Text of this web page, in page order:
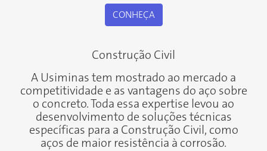
CONHEÇA
Construção Civil
A Usiminas tem mostrado ao mercado a
competitividade e as vantagens do aço sobre
o concreto. Toda essa expertise levou ao
desenvolvimento de soluções técnicas
específicas para a Construção Civil, como
aços de maior resistência à corrosão.